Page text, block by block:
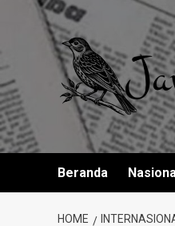
content
Beranda
HOME